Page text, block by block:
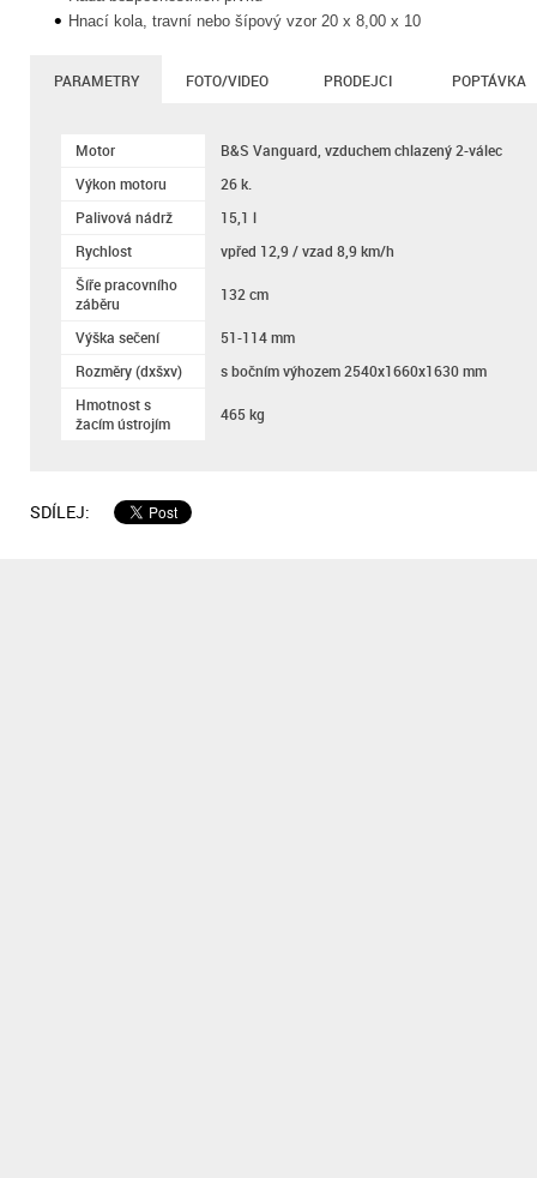
Hnací kola, travní nebo šípový vzor 20 x 8,00 x 10
PARAMETRY FOTO/VIDEO PRODEJCI POPTÁVKA
Motor
B&S Vanguard, vzduchem chlazený 2-válec
Výkon motoru
26 k.
Palivová nádrž
15,1 l
Rychlost
vpřed 12,9 / vzad 8,9 km/h
Šíře pracovního
záběru
132 cm
Výška sečení
51-114 mm
Rozměry (dxšxv)
s bočním výhozem 2540x1660x1630 mm
Hmotnost s
žacím ústrojím
465 kg
SDÍLEJ: